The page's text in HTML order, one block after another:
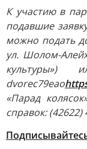
К участию в
подавшие
можно подать
ул. Шолом-
культуры»)
dvorec79eao
«Парад
справок: (42622)